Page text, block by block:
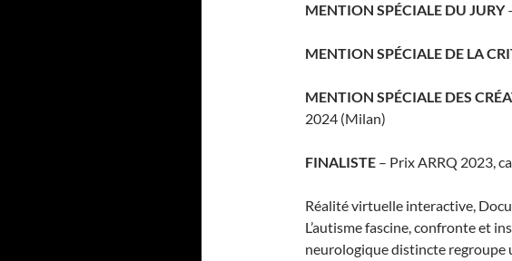
MENTION SPÉCIALE DU JURY
MENTION SPÉCIALE DE LA
MENTION SPÉCIALE DES
2024 (Milan)
FINALISTE – Prix ARRQ 2023,
Réalité virtuelle interactive,
L’autisme fascine, confronte et
neurologique distincte regroupe